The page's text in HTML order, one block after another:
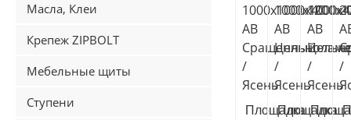
Масла, Клеи
Крепеж ZIPBOLT
Мебельные щиты
Ступени
ПлощадкаПлощадка